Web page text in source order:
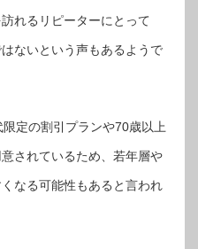
れるリピーターにとって
ないという声もあるようで
定の割引プランや70歳以上
されているため、若年層や
なる可能性もあると言われ